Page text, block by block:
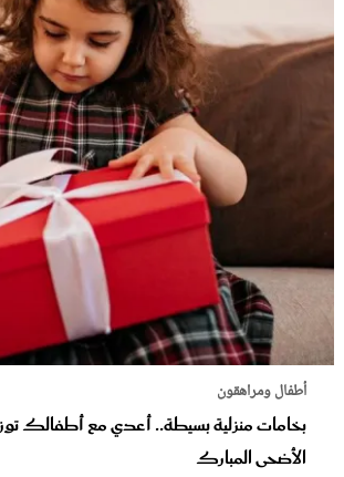
أطفال ومراهقون
بخامات منزلية بسيطة.. أعدي مع أطفالك
الأضحى المبارك